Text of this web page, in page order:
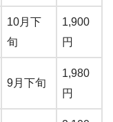
10月下
旬
1,900
円
9月下旬
1,980
円